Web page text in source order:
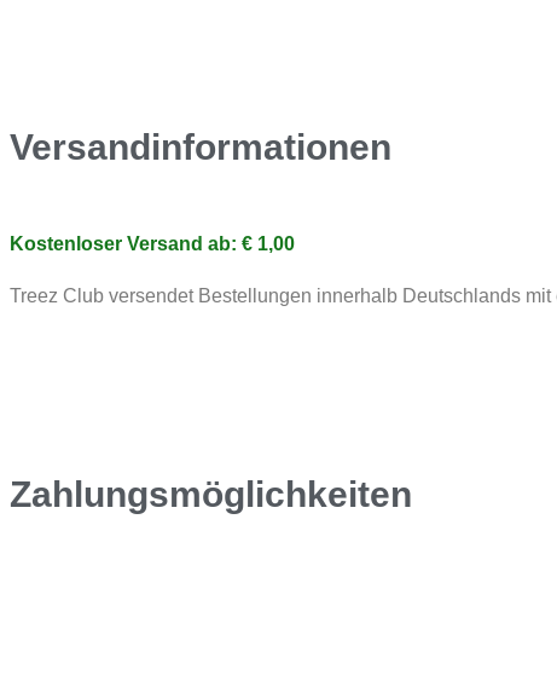
Versandinformationen
Kostenloser Versand ab: € 1,00
Treez Club versendet Bestellungen innerhalb Deutschlands
Zahlungsmöglichkeiten